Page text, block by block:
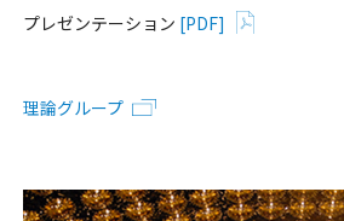
プレゼンテーション [PDF]
理論グループ